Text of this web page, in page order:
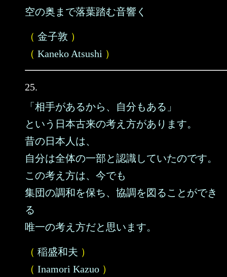
空の奥まで落葉踏む音響く
（ 金子敦 ）
（ Kaneko Atsushi ）
25.
「相手があるから、自分もある」
という日本古来の考え方があります。
昔の日本人は、
自分は全体の一部と認識していたのです。
この考え方は、今でも
集団の調和を保ち、協調を図ることができ
る
唯一の考え方だと思います。
（ 稲盛和夫 ）
（ Inamori Kazuo ）